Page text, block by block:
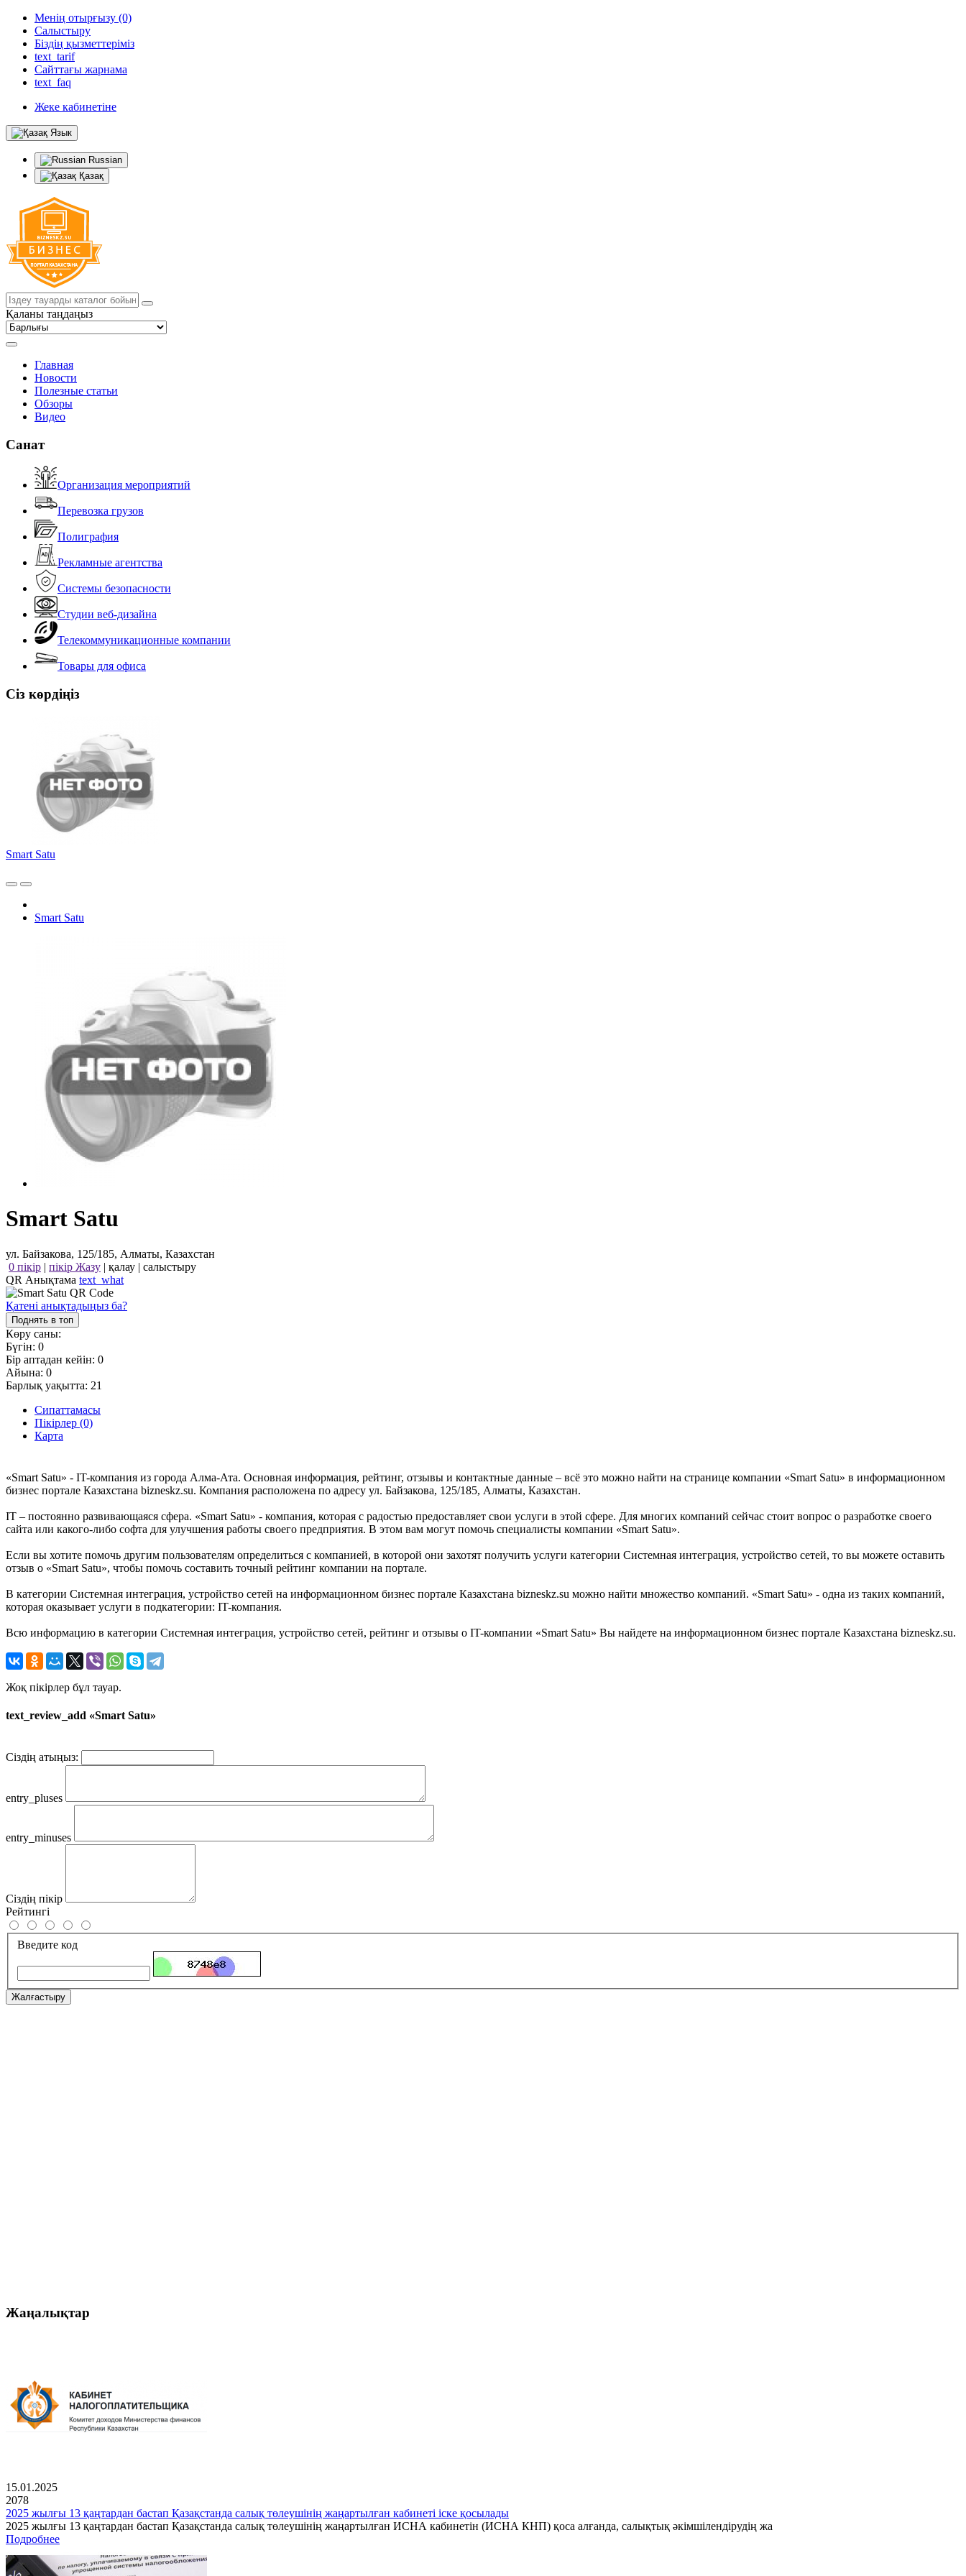
Менің отырғызу (0)
Салыстыру
Біздің қызметтеріміз
text_tarif
Сайттағы жарнама
text_faq
Жеке кабинетіне
Язык
Russian
Қазақ
Қаланы таңдаңыз
Главная
Новости
Полезные статьи
Обзоры
Видео
Санат
Организация мероприятий
Перевозка грузов
Полиграфия
Рекламные агентства
Системы безопасности
Студии веб-дизайна
Телекоммуникационные компании
Товары для офиса
Сіз көрдіңіз
Smart Satu
Smart Satu
Smart Satu
ул. Байзакова, 125/185, Алматы, Казахстан
0 пікір | пікір Жазу | қалау | салыстыру
QR Анықтама text_what
Қатені анықтадыңыз ба?
Поднять в топ
Көру саны:
Бүгін: 0
Бір аптадан кейін: 0
Айына: 0
Барлық уақытта: 21
Сипаттамасы
Пікірлер (0)
Карта
«Smart Satu» - IT-компания из города Алма-Ата. Основная информация, рейтинг, отзывы и контактные данные – всё это можно найти на странице компании «Smart Satu» в информационном
бизнес портале Казахстана bizneskz.su. Компания расположена по адресу ул. Байзакова, 125/185, Алматы, Казахстан.
IT – постоянно развивающаяся сфера. «Smart Satu» - компания, которая с радостью предоставляет свои услуги в этой сфере. Для многих компаний сейчас стоит вопрос о разработке своего
сайта или какого-либо софта для улучшения работы своего предприятия. В этом вам могут помочь специалисты компании «Smart Satu».
Если вы хотите помочь другим пользователям определиться с компанией, в которой они захотят получить услуги категории Системная интеграция, устройство сетей, то вы можете оставить
отзыв о «Smart Satu», чтобы помочь составить точный рейтинг компании на портале.
В категории Системная интеграция, устройство сетей на информационном бизнес портале Казахстана bizneskz.su можно найти множество компаний. «Smart Satu» - одна из таких компаний,
которая оказывает услуги в подкатегории: IT-компания.
Всю информацию в категории Системная интеграция, устройство сетей, рейтинг и отзывы о IT-компании «Smart Satu» Вы найдете на информационном бизнес портале Казахстана bizneskz.su.
Жоқ пікірлер бұл тауар.
text_review_add «Smart Satu»
Сіздің атыңыз:
entry_pluses
entry_minuses
Сіздің пікір
Рейтингі
Введите код
Жалғастыру
Жаңалықтар
15.01.2025
2078
2025 жылғы 13 қаңтардан бастап Қазақстанда салық төлеушінің жаңартылған кабинеті іске қосылады
2025 жылғы 13 қаңтардан бастап Қазақстанда салық төлеушінің жаңартылған ИСНА кабинетін (ИСНА КНП) қоса алғанда, салықтық әкімшілендірудің жа
Подробнее